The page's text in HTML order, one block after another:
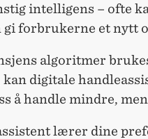
intelligens – ofte
gi forbrukerne et nytt
algoritmer
kan digitale
å handle mindre,
lærer dine